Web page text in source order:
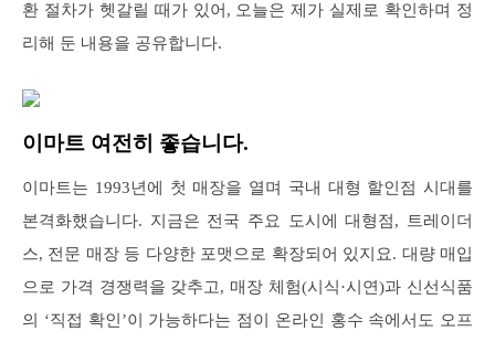
환 절차가 헷갈릴 때가 있어, 오늘은 제가 실제로 확인하며 정
리해 둔 내용을 공유합니다.
이마트 여전히 좋습니다.
이마트는 1993년에 첫 매장을 열며 국내 대형 할인점 시대를
본격화했습니다. 지금은 전국 주요 도시에 대형점, 트레이더
스, 전문 매장 등 다양한 포맷으로 확장되어 있지요. 대량 매입
으로 가격 경쟁력을 갖추고, 매장 체험(시식·시연)과 신선식품
의 ‘직접 확인’이 가능하다는 점이 온라인 홍수 속에서도 오프